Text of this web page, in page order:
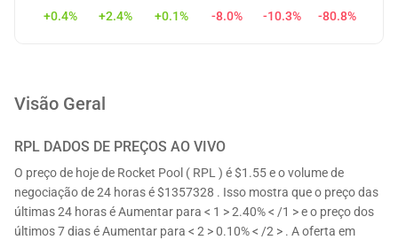
+0.4% +2.4% +0.1% -8.0% -10.3% -80.8%
Visão Geral
RPL DADOS DE PREÇOS AO VIVO
O preço de hoje de Rocket Pool ( RPL ) é $1.55 e o volume de
negociação de 24 horas é $1357328 . Isso mostra que o preço das
últimas 24 horas é Aumentar para < 1 > 2.40% < /1 > e o preço dos
últimos 7 dias é Aumentar para < 2 > 0.10% < /2 > . A oferta em